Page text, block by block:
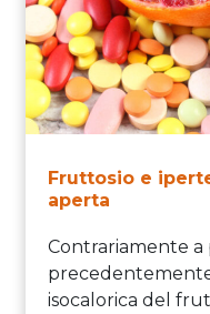
Fruttosio e
aperta
Contrariamente
isocalorica del